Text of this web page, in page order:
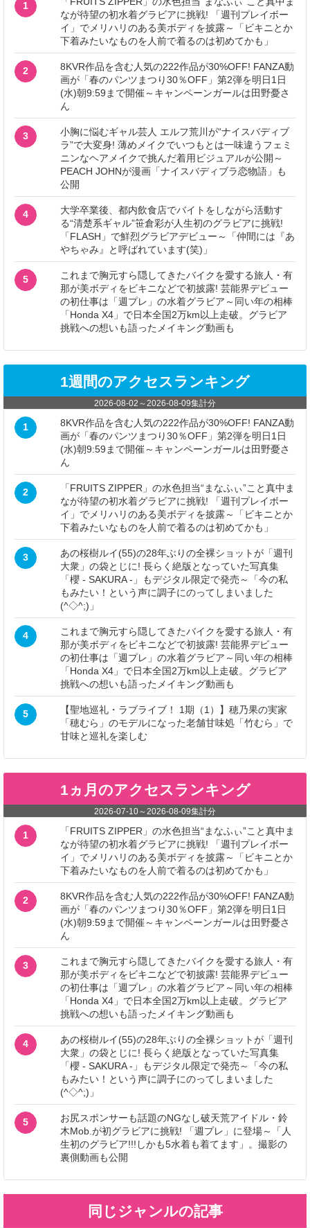
1
なが待望の初水着グラビアに挑戦! 「週刊プレイボー
イ」でメリハリのある美ボディを披露～「ビキニとか
下着みたいなものを人前で着るのは初めてかも」
2
8KVR作品を含む人気の222作品が30%OFF! FANZA動
画が「春のパンツまつり30％OFF」第2弾を明日1日
(水)朝9:59まで開催～キャンペーンガールは田野憂さ
ん
3
小胸に悩むギャル芸人 エルフ荒川が“ナイスバディブ
ラ”で大変身! 薄めメイクでいつもとは一味違うフェミ
ニンなヘアメイクで挑んだ着用ビジュアルが公開～
PEACH JOHNが漫画「ナイスバディブラ恋物語」も
公開
4
大学卒業後、都内飲食店でバイトをしながら活動す
る“清楚系ギャル”笹倉彩が人生初のグラビアに挑戦!
「FLASH」で鮮烈グラビアデビュー～「仲間には『あ
やちゃみ』と呼ばれています(笑)」
5
これまで胸元すら隠してきたバイクを愛する旅人・有
那が美ボディをビキニなどで初披露! 芸能界デビュー
の初仕事は「週プレ」の水着グラビア～同い年の相棒
「Honda X4」で日本全国2万km以上走破。グラビア
挑戦への想いも語ったメイキング動画も
1週間のアクセスランキング
2026-08-02 ～ 2026-08-09集計分
1
8KVR作品を含む人気の222作品が30%OFF! FANZA動
画が「春のパンツまつり30％OFF」第2弾を明日1日
(水)朝9:59まで開催～キャンペーンガールは田野憂さ
ん
2
「FRUITS ZIPPER」の水色担当“まなふぃ”こと真中ま
なが待望の初水着グラビアに挑戦! 「週刊プレイボー
イ」でメリハリのある美ボディを披露～「ビキニとか
下着みたいなものを人前で着るのは初めてかも」
3
あの桜樹ルイ(55)の28年ぶりの全裸ショットが「週刊
大衆」の袋とじに! 長らく絶版となっていた写真集
「櫻 - SAKURA -」もデジタル限定で発売～「今の私
もみたい！という声に調子にのってしまいました
(^◇^;)」
4
これまで胸元すら隠してきたバイクを愛する旅人・有
那が美ボディをビキニなどで初披露! 芸能界デビュー
の初仕事は「週プレ」の水着グラビア～同い年の相棒
「Honda X4」で日本全国2万km以上走破。グラビア
挑戦への想いも語ったメイキング動画も
5
【聖地巡礼・ラブライブ！ 1期（1）】穂乃果の実家
「穂むら」のモデルになった老舗甘味処「竹むら」で
甘味と巡礼を楽しむ
1ヵ月のアクセスランキング
2026-07-10～ 2026-08-09集計分
1
「FRUITS ZIPPER」の水色担当“まなふぃ”こと真中ま
なが待望の初水着グラビアに挑戦! 「週刊プレイボー
イ」でメリハリのある美ボディを披露～「ビキニとか
下着みたいなものを人前で着るのは初めてかも」
2
8KVR作品を含む人気の222作品が30%OFF! FANZA動
画が「春のパンツまつり30％OFF」第2弾を明日1日
(水)朝9:59まで開催～キャンペーンガールは田野憂さ
ん
3
これまで胸元すら隠してきたバイクを愛する旅人・有
那が美ボディをビキニなどで初披露! 芸能界デビュー
の初仕事は「週プレ」の水着グラビア～同い年の相棒
「Honda X4」で日本全国2万km以上走破。グラビア
挑戦への想いも語ったメイキング動画も
4
あの桜樹ルイ(55)の28年ぶりの全裸ショットが「週刊
大衆」の袋とじに! 長らく絶版となっていた写真集
「櫻 - SAKURA -」もデジタル限定で発売～「今の私
もみたい！という声に調子にのってしまいました
(^◇^;)」
5
お尻スポンサーも話題のNGなし破天荒アイドル・鈴
木Mob.が初グラビアに挑戦! 「週プレ」に登場～「人
生初のグラビア!!!しかも5水着も着てます」。撮影の
裏側動画も公開
同じジャンルの記事